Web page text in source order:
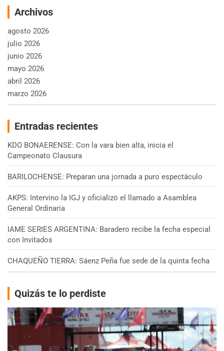
Archivos
agosto 2026
julio 2026
junio 2026
mayo 2026
abril 2026
marzo 2026
Entradas recientes
KDO BONAERENSE: Con la vara bien alta, inicia el
Campeonato Clausura
BARILOCHENSE: Preparan una jornada a puro espectáculo
AKPS: Intervino la IGJ y oficializó el llamado a Asamblea
General Ordinaria
IAME SERIES ARGENTINA: Baradero recibe la fecha especial
con Invitados
CHAQUEÑO TIERRA: Sáenz Peña fue sede de la quinta fecha
Quizás te lo perdiste